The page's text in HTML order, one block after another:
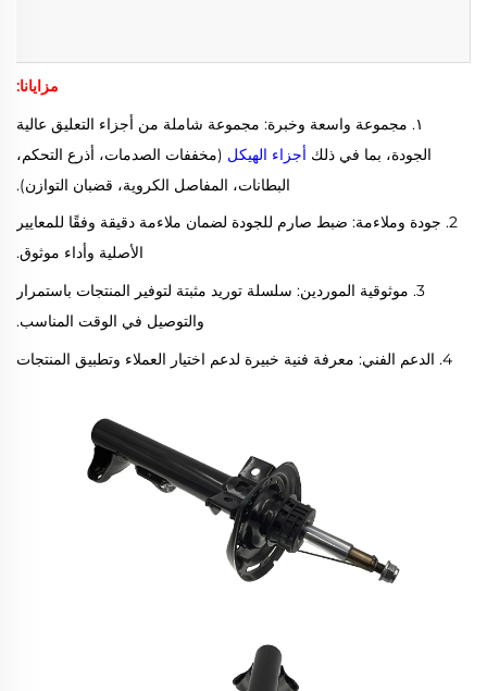
مزايانا:
١. مجموعة واسعة وخبرة: مجموعة شاملة من أجزاء التعليق عالية
الجودة، بما في ذلك أجزاء الهيكل (مخففات الصدمات، أذرع التحكم،
البطانات، المفاصل الكروية، قضبان التوازن).
2. جودة وملاءمة: ضبط صارم للجودة لضمان ملاءمة دقيقة وفقًا للمعايير
الأصلية وأداء موثوق.
3. موثوقية الموردين: سلسلة توريد مثبتة لتوفير المنتجات باستمرار
والتوصيل في الوقت المناسب.
4. الدعم الفني: معرفة فنية خبيرة لدعم اختيار العملاء وتطبيق المنتجات